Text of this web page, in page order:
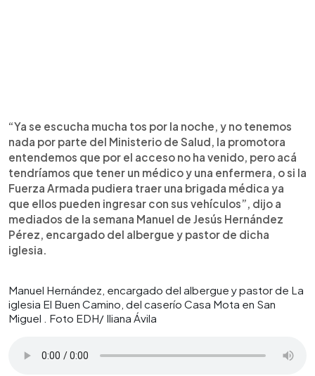
“Ya se escucha mucha tos por la noche, y no tenemos
nada por parte del Ministerio de Salud, la promotora
entendemos que por el acceso no ha venido, pero acá
tendríamos que tener un médico y una enfermera, o si la
Fuerza Armada pudiera traer una brigada médica ya
que ellos pueden ingresar con sus vehículos”, dijo a
mediados de la semana Manuel de Jesús Hernández
Pérez, encargado del albergue y pastor de dicha
iglesia.
Manuel Hernández, encargado del albergue y pastor de La
iglesia El Buen Camino, del caserío Casa Mota en San
Miguel . Foto EDH/ Iliana Ávila